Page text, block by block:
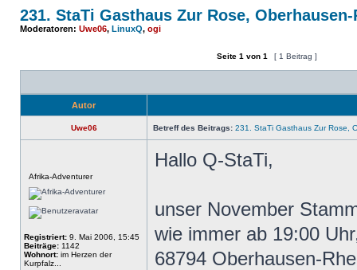
231. StaTi Gasthaus Zur Rose,
Moderatoren: Uwe06, LinuxQ, ogi
Ein neues Thema erstellenAuf das Thema antworten
Seite 1 von 1 [ 1 Beitrag ]
Autor
Uwe06 Betreff des Beitrags: 231. StaTi Gasthaus Zur Rose,
Afrika-Adventurer
Registriert: 9. Mai 2006, 15:45
Beiträge: 1142
Wohnort: im Herzen der
Kurpfalz...
Hallo Q-StaTi,
unser November
wie immer ab 19:00
68794 Oberhausen-